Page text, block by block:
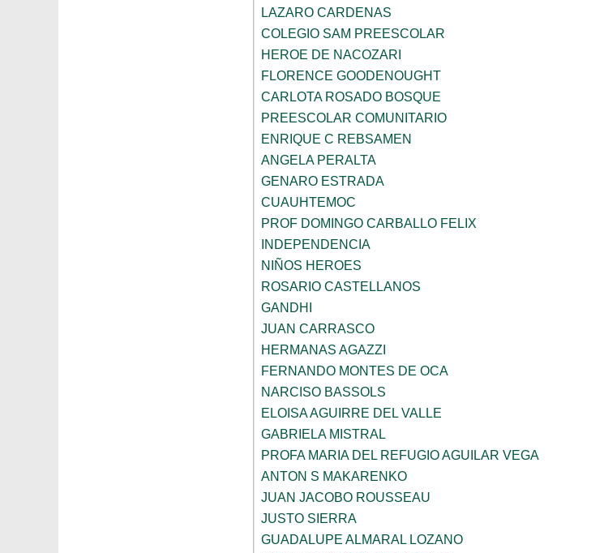
LAZARO CARDENAS
COLEGIO SAM PREESCOLAR
HEROE DE NACOZARI
FLORENCE GOODENOUGHT
CARLOTA ROSADO BOSQUE
PREESCOLAR COMUNITARIO
ENRIQUE C REBSAMEN
ANGELA PERALTA
GENARO ESTRADA
CUAUHTEMOC
PROF DOMINGO CARBALLO FELIX
INDEPENDENCIA
NIÑOS HEROES
ROSARIO CASTELLANOS
GANDHI
JUAN CARRASCO
HERMANAS AGAZZI
FERNANDO MONTES DE OCA
NARCISO BASSOLS
ELOISA AGUIRRE DEL VALLE
GABRIELA MISTRAL
PROFA MARIA DEL REFUGIO AGUILAR VEGA
ANTON S MAKARENKO
JUAN JACOBO ROUSSEAU
JUSTO SIERRA
GUADALUPE ALMARAL LOZANO